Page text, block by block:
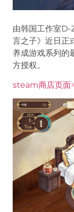
由韩国工作室D-
言之子》近日正
养成游戏系列的
方授权。
steam商店页面